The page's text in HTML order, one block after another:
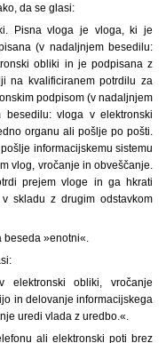
da se glasi:
Pisna vloga je vloga, ki je
(v nadaljnjem besedilu:
obliki in je podpisana z
na kvalificiranem potrdilu za
podpisom (v nadaljnjem
besedilu: vloga v elektronski
organu ali pošlje po pošti.
informacijskemu sistemu
vlog, vročanje in obveščanje.
prejem vloge in ga hkrati
skladu z drugim odstavkom
beseda »enotni«.
obliki, vročanje
in delovanje informacijskega
uredi vlada z uredbo.«.
ali elektronski poti brez